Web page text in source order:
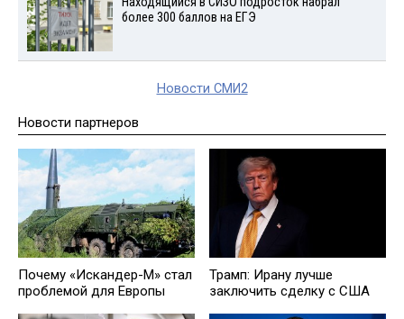
более 300 баллов на ЕГЭ
Новости СМИ2
Новости партнеров
Почему «Искандер-М» стал
проблемой для Европы
Трамп: Ирану лучше
заключить сделку с США